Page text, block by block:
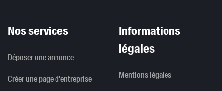
Nos services
Déposer une annonce
Créer une page d'entreprise
Informations
légales
Mentions légales